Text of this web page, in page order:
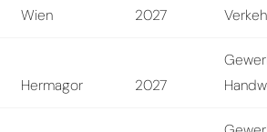
Wien 2027
Hermagor 2027